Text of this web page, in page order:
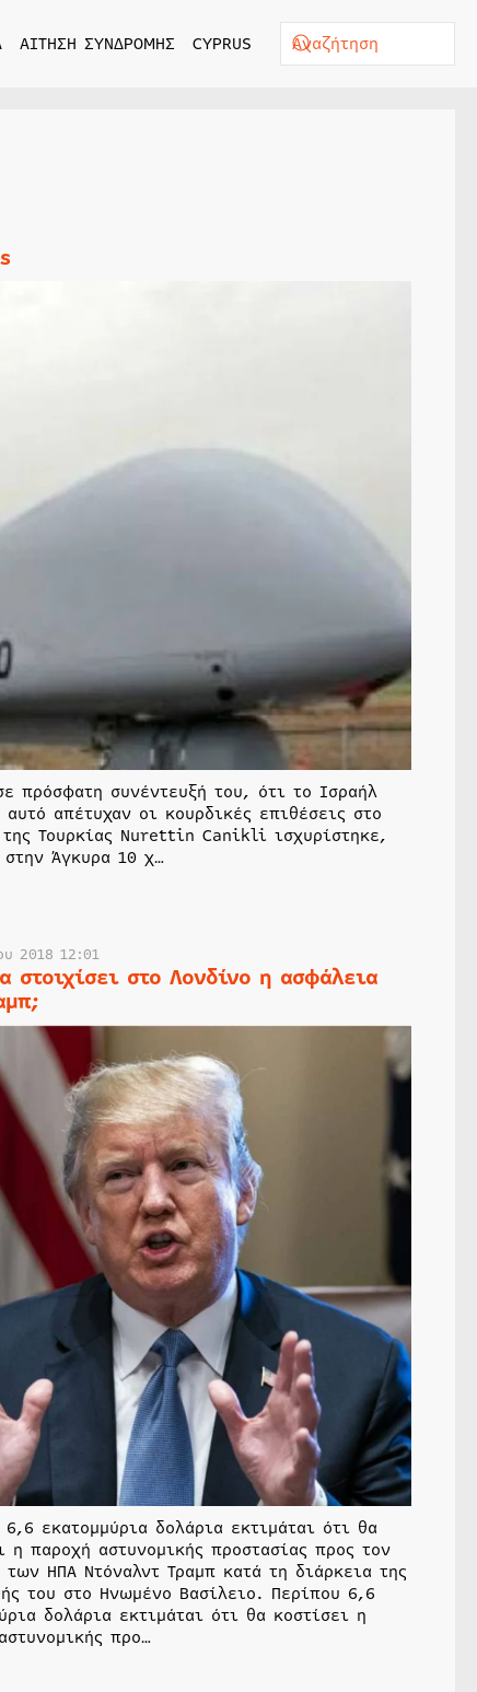
ΑΙΤΗΣΗ ΣΥΝΔΡΟΜΗΣ CYPRUS
πρόσφατη συνέντευξή του, ότι το Ισραήλ
απέτυχαν οι κουρδικές επιθέσεις στο
Τουρκίας Nurettin Canikli ισχυρίστηκε,
Άγκυρα 10 χ…
2018 12:01
στοιχίσει στο Λονδίνο η ασφάλεια
6,6 εκατομμύρια δολάρια εκτιμάται ότι θα
η παροχή αστυνομικής προστασίας προς τον
των ΗΠΑ Ντόναλντ Τραμπ κατά τη διάρκεια της
του στο Ηνωμένο Βασίλειο. Περίπου 6,6
δολάρια εκτιμάται ότι θα κοστίσει η
προ…